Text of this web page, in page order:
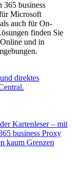
365 business
Microsoft
auch für On-
finden Sie
und in
direktes
Kartenleser – mit
business Proxy
kaum Grenzen